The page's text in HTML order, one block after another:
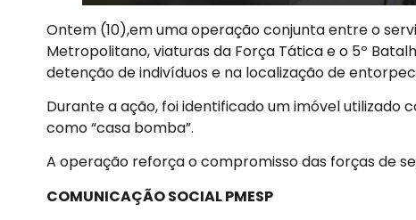
Ontem (10),em uma operação conjunta entre o
Metropolitano, viaturas da Força Tática e o 5º
detenção de indivíduos e na localização de
Durante a ação, foi identificado um imóvel
como “casa bomba”.
A operação reforça o compromisso das forças de
COMUNICAÇÃO SOCIAL PMESP